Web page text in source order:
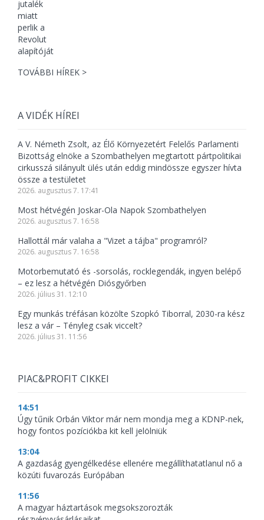
TOVÁBBI HÍREK >
A VIDÉK HÍREI
A V. Németh Zsolt, az Élő Környezetért Felelős Parlamenti
Bizottság elnöke a Szombathelyen megtartott pártpolitikai
cirkusszá silányult ülés után eddig mindössze egyszer hívta
össze a testületet
2026. augusztus 7. 17:41
Most hétvégén Joskar-Ola Napok Szombathelyen
2026. augusztus 7. 16:58
Hallottál már valaha a "Vizet a tájba" programról?
2026. augusztus 7. 16:58
Motorbemutató és -sorsolás, rocklegendák, ingyen belépő
– ez lesz a hétvégén Diósgyőrben
2026. július 31. 12:10
Egy munkás tréfásan közölte Szopkó Tiborral, 2030-ra kész
lesz a vár – Tényleg csak viccelt?
2026. július 31. 11:56
PIAC&PROFIT CIKKEI
14:51
Úgy tűnik Orbán Viktor már nem mondja meg a KDNP-nek,
hogy fontos pozíciókba kit kell jelölniük
13:04
A gazdaság gyengélkedése ellenére megállíthatatlanul nő a
közúti fuvarozás Európában
11:56
A magyar háztartások megsokszorozták